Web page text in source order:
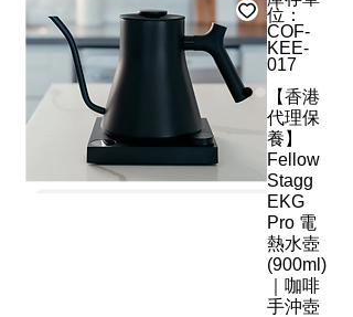
位：
COF-
KEE-
017
【香港
代理保
養】
Fellow
Stagg
EKG
Pro 電
熱水壺
(900ml)
｜咖啡
手沖壺